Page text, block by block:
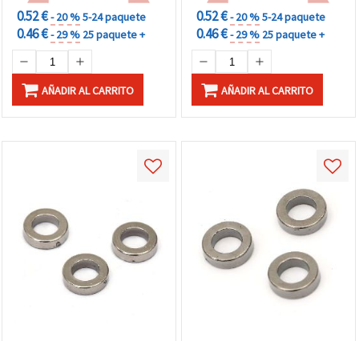
0.52 €- 20 %5-24 paquete
0.46 €- 29 % 25 paquete +
AÑADIR AL CARRITO
0.52 €- 20 %5-24 paquete
0.46 €- 29 % 25 paquete +
AÑADIR AL CARRITO